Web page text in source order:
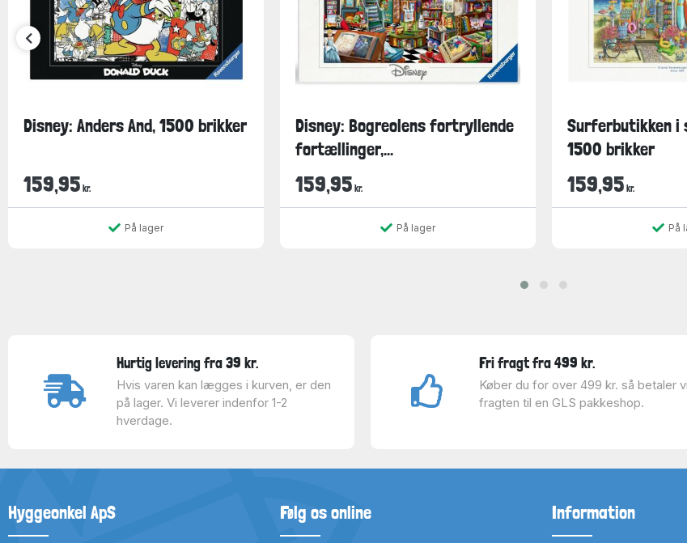
Disney: Anders And, 1500 brikker
159,95 kr.
På lager
Disney: Bogreolens fortryllende
fortællinger,...
159,95 kr.
På lager
Surferbutikken i
1500 brikker
159,95 kr.
På
Hurtig levering fra 39 kr.
Hvis varen kan lægges i kurven, er den
på lager. Vi leverer indenfor 1-2
hverdage.
Fri fragt fra 499 kr.
Køber du for over 499 kr. så betaler vi
fragten til en GLS pakkeshop.
Hyggeonkel ApS Følg os online Information